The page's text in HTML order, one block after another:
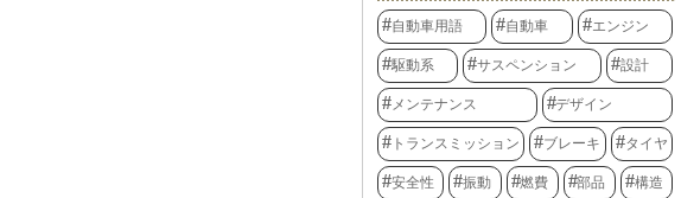
自動車用語 自動車 エンジン
駆動系 サスペンション 設計
メンテナンス デザイン
トランスミッション ブレーキ タイヤ
安全性 振動 燃費 部品 構造